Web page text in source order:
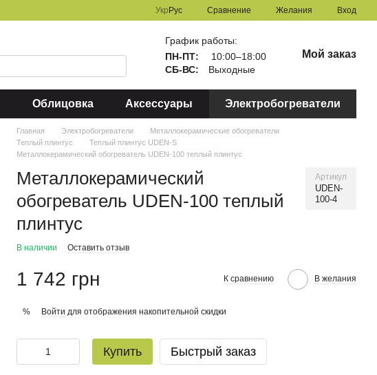
Укр Рус Сравнение Желания Вход
График работы:
ПН-ПТ:
10:00–18:00
СБ-ВС:
Выходные
Мой заказ
Облицовка Аксессуары Электробогреватели
Главная Электробогреватели
Металлокерамические обогреватели
Теплый плинтус
Теплый плинтус UDEN-S
Металлокерамический обогреватель UDEN-100 теплый плинтус
Металлокерамический
обогреватель UDEN-100 теплый
плинтус
Артикул
UDEN-
100-4
В наличии Оставить отзыв
1 742 грн К сравнению В желания
% Войти для отображения накопительной скидки
Купить Быстрый заказ